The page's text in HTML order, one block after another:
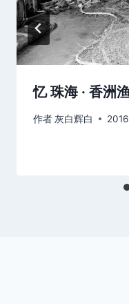
忆 珠海 · 香洲
作者 灰白辉白